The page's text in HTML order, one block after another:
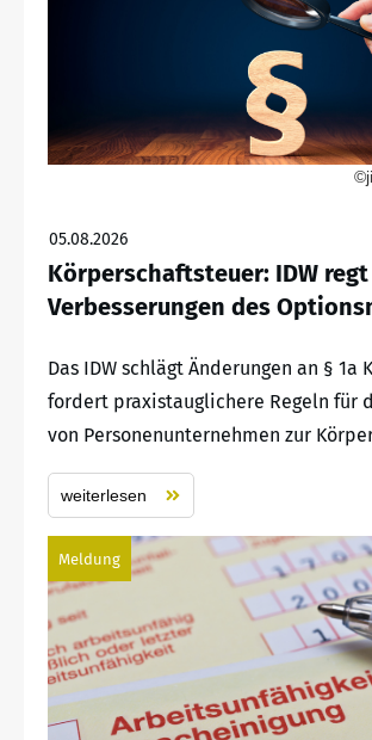
05.08.2026
Körperschaftsteuer: IDW regt
Verbesserungen des
Das IDW schlägt Änderungen an § 1a
fordert praxistauglichere Regeln für
von Personenunternehmen zur
weiterlesen
Meldung